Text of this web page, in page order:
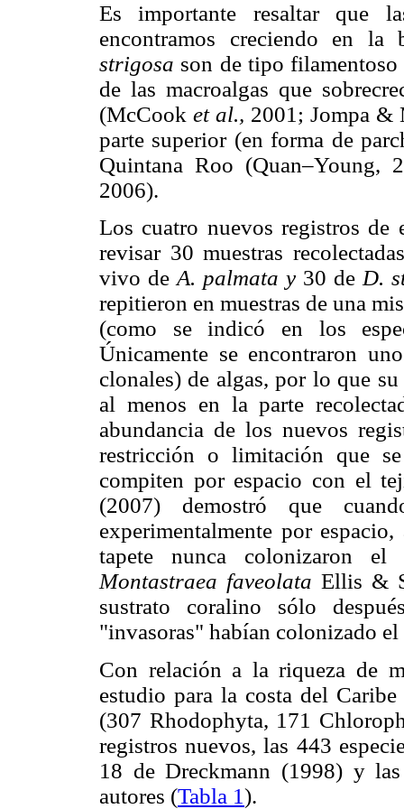
Es importante resaltar que
encontramos creciendo en
strigosa son de tipo filamentoso
de las macroalgas que
(McCook et al., 2001; Jompa
parte superior (en forma de
Quintana Roo (Quan–Young,
2006).
Los cuatro nuevos registros de
revisar 30 muestras
vivo deA. palmata y 30 deD.
repitieron en muestras de una
(como se indicó en los
Únicamente se encontraron
clonales) de algas, por lo que
al menos en la parte
abundancia de los nuevos
restricción o limitación que
compiten por espacio con el
(2007) demostró que
experimentalmente por
tapete nunca colonizaron
Montastraea faveolata Ellis &
sustrato coralino sólo
"invasoras" habían colonizado
Con relación a la riqueza de
estudio para la costa del
(307 Rhodophyta, 171
registros nuevos, las 443
18 de Dreckmann (1998) y
autores (Tabla 1).